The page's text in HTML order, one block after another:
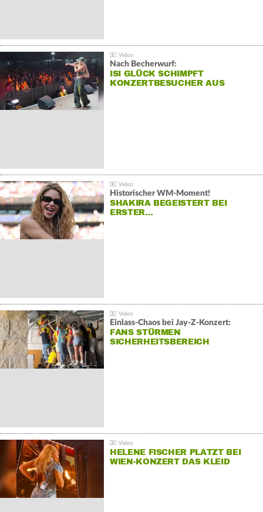
Nach Becherwurf:
ISI GLÜCK SCHIMPFT
KONZERTBESUCHER AUS
Historischer WM-Moment!
SHAKIRA BEGEISTERT BEI
ERSTER…
Einlass-Chaos bei Jay-Z-Konzert:
FANS STÜRMEN
SICHERHEITSBEREICH
HELENE FISCHER PLATZT BEI
WIEN-KONZERT DAS KLEID